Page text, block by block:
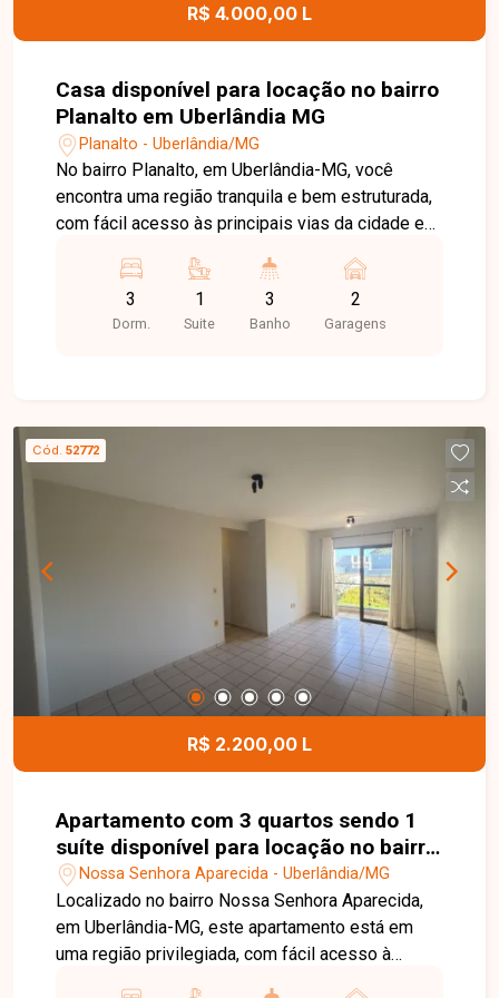
R$ 4.000,00 L
Casa disponível para locação no bairro
Planalto em Uberlândia MG
Planalto - Uberlândia/MG
No bairro Planalto, em Uberlândia-MG, você
encontra uma região tranquila e bem estruturada,
com fácil acesso às principais vias da cidade e
farmácias e diversos comércios, oferecendo
praticidade e qualidade de vida. Casa disponível
para locação, composta por sala, ampla cozinha
banheiro social, varanda com pia e churrasqueira,
ideal para momentos de lazer em família. O
imóvel conta ainda com 2 vagas de garagem
cobertas e portão eletrônico, proporcionando
mais segurança e comodidade no dia a dia. Uma
excelente oportunidade para quem busca
conforto, espaço e uma ótima localização em
Uberlândia. Entre em contato e agende sua visita!
3
Dorm.
1
Suite
3
Banho
2
Garagens
Cód. 52772
R$ 2.200,00 L
Apartamento com 3 quartos sendo 1
suíte disponível para locação no bairro
Nossa Senhora Aparecida em
Uberlândia-MG
Nossa Senhora Aparecida - Uberlândia/MG
Localizado no bairro Nossa Senhora Aparecida,
em Uberlândia-MG, este apartamento está em
uma região privilegiada, com fácil acesso à